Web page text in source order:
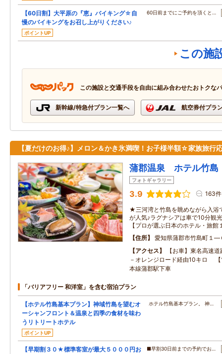
【60日割】大平原の『恵』バイキング☆自
慢のバイキングをお召し上がりください♪
ポイントUP
60日前までにご予約を頂くと…
この施
この施設と交通手段を自由に組み合わせたおトクな
新幹線/特急付プラン一覧へ 航空券付プラ
【夏だけのお得♪】メロン＆かき氷満喫！お子様半額☆家族旅行
蒲郡温泉 ホテル竹島
フォトギャラリー
3.9 163件
★三河湾と竹島を眺めながら入浴
が人気♪ラグナシアは車で10分観
【プロが選ぶ日本のホテル・旅
住所
愛知県蒲郡市竹島町１―
アクセス
【お車】東名高速
－オレンジロード経由10キロ 【
本線蒲郡駅下車
「バリアフリー 和洋室」を含む宿泊プラン
【ホテル竹島基本プラン】神域竹島を望むオ
ーシャンフロント＆温泉と四季の食材を味わ
うリトリートホテル
ポイントUP
ホテル竹島基本プラン。 神…
【早期割３０★標準客室が最大５０００円お
■早割30日前までの予約でお…